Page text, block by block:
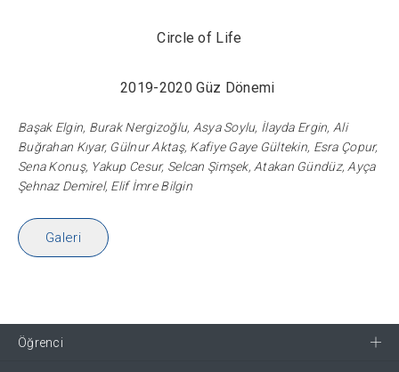
Circle of Life
2019-2020 Güz Dönemi
Başak Elgin, Burak Nergizoğlu, Asya Soylu, İlayda Ergin, Ali
Buğrahan Kıyar, Gülnur Aktaş, Kafiye Gaye Gültekin, Esra Çopur,
Sena Konuş, Yakup Cesur, Selcan Şimşek, Atakan Gündüz, Ayça
Şehnaz Demirel, Elif İmre Bilgin
Galeri
Öğrenci